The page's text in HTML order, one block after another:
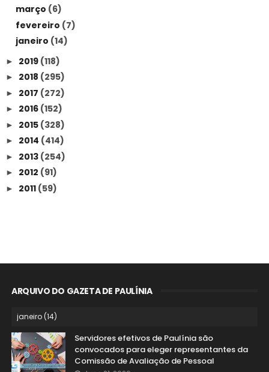
março (6)
fevereiro (7)
janeiro (14)
► 2019 (118)
► 2018 (295)
► 2017 (272)
► 2016 (152)
► 2015 (328)
► 2014 (414)
► 2013 (254)
► 2012 (91)
► 2011 (59)
ARQUIVO DO GAZETA DE PAULÍNIA
Servidores efetivos de Paulínia são
convocados para eleger representantes da
Comissão de Avaliação de Pessoal